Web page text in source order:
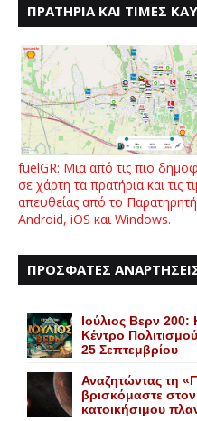
ΠΡΑΤΗΡΙΑ ΚΑΙ ΤΙΜΕΣ
fuelGR: Μια από τις πιο
σε χάρτη τα πρατήρια και τις
απευθείας από το
Android, iOS και Windows.
ΠΡΟΣΦΑΤΕΣ
Ιούλιος Βερν
Κέντρο
25 Σεπτεμβρίου
Αναζητώντας τη
βρισκόμαστε
κατοικήσιμου